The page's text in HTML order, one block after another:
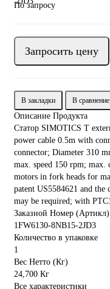
По запросу
Запросить цену
В закладки В сравнение
Описание Продукта
Статор SIMOTICS T
power cable 0.5m with
connector; Diameter 310
max. speed 150 rpm;
motors in fork heads for
patent US5584621 and
may be required; with
Заказной Номер (Артикл)
1FW6130-8NB15-2JD3
Количество в упаковке
1
Вес Нетто (Кг)
24,700 Кг
Все характеристики